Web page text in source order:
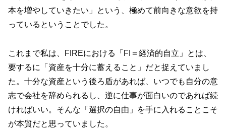
本を増やしていきたい」という、極めて前向きな意欲を持
っているということでした。
これまで私は、FIREにおける「FI＝経済的自立」とは、
要するに「資産を十分に蓄えること」だと捉えていまし
た。十分な資産という後ろ盾があれば、いつでも自分の意
志で会社を辞められるし、逆に仕事が面白いのであれば続
ければいい。そんな「選択の自由」を手に入れることこそ
が本質だと思っていました。